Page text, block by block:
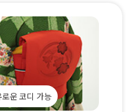
로운 코디 가능